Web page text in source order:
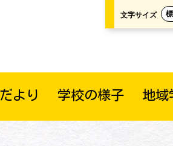
文字サイズ
より 学校の様子 地域